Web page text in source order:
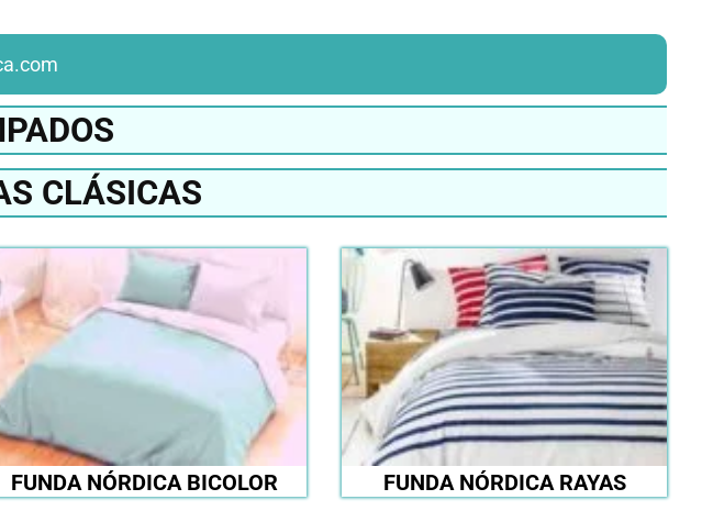
CLÁSICAS
FUNDA NÓRDICA BICOLOR FUNDA NÓRDICA RAYAS